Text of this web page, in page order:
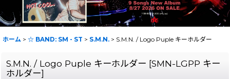
ホーム > ☆ BAND: SM - ST > S.M.N. > S.M.N. / Logo Puple キーホルダー
S.M.N. / Logo Puple キーホルダー [SMN-LGPP キー
ホルダー]